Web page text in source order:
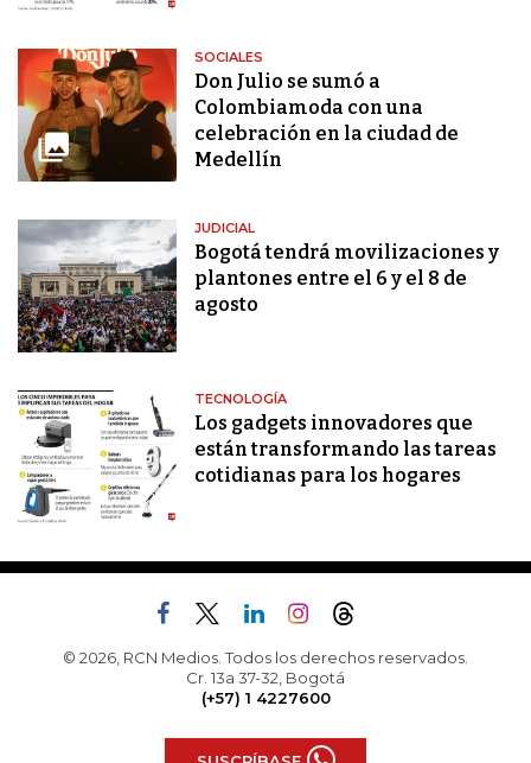
SOCIALES
Don Julio se sumó a
Colombiamoda con una
celebración en la ciudad de
Medellín
JUDICIAL
Bogotá tendrá movilizaciones y
plantones entre el 6 y el 8 de
agosto
TECNOLOGÍA
Los gadgets innovadores que
están transformando las tareas
cotidianas para los hogares
© 2026, RCN Medios. Todos los derechos reservados.
Cr. 13a 37-32, Bogotá
(+57) 1 4227600